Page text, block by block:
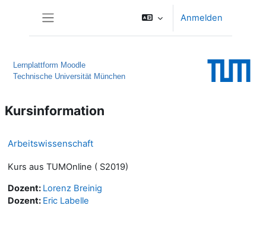
Anmelden
Lernplattform Moodle
Technische Universität München
Kursinformation
Arbeitswissenschaft
Kurs aus TUMOnline ( S2019)
Dozent: Lorenz Breinig
Dozent: Eric Labelle